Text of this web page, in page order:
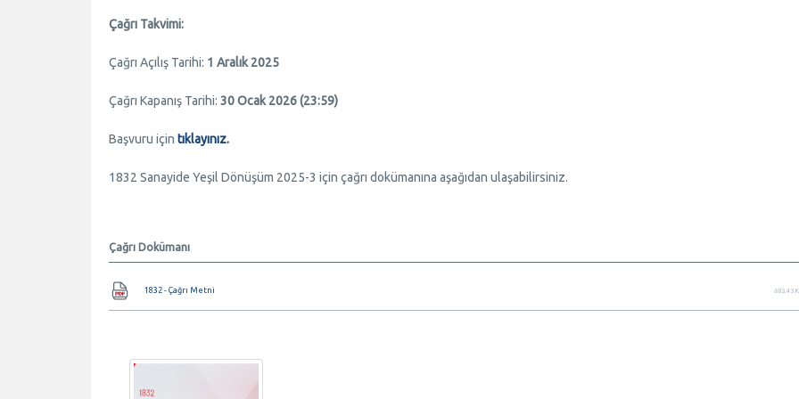
Çağrı Takvimi:
Çağrı Açılış Tarihi: 1 Aralık 2025
Çağrı Kapanış Tarihi: 30 Ocak 2026 (23:59)
Başvuru için tıklayınız.
1832 Sanayide Yeşil Dönüşüm 2025-3 için çağrı dokümanına aşağıdan ulaşabilirsiniz.
Çağrı Dokümanı
Belge
1832 - Çağrı Metni 683.43